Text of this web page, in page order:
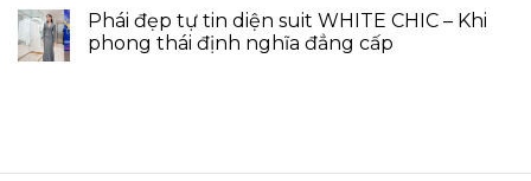
Phái đẹp tự tin diện suit WHITE CHIC – Khi
phong thái định nghĩa đẳng cấp